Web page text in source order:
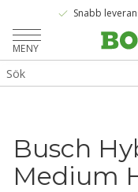
Meny
done Snabb
Busch
Medium